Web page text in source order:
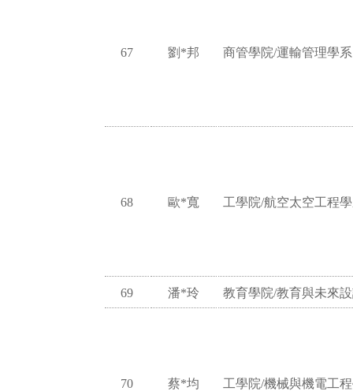
67 劉*邦 商管學院/運輸管理學系
68 歐*寬 工學院/航空太空工程
69 潘*玲 教育學院/教育與未來
70 蔡*均 工學院/機械與機電工